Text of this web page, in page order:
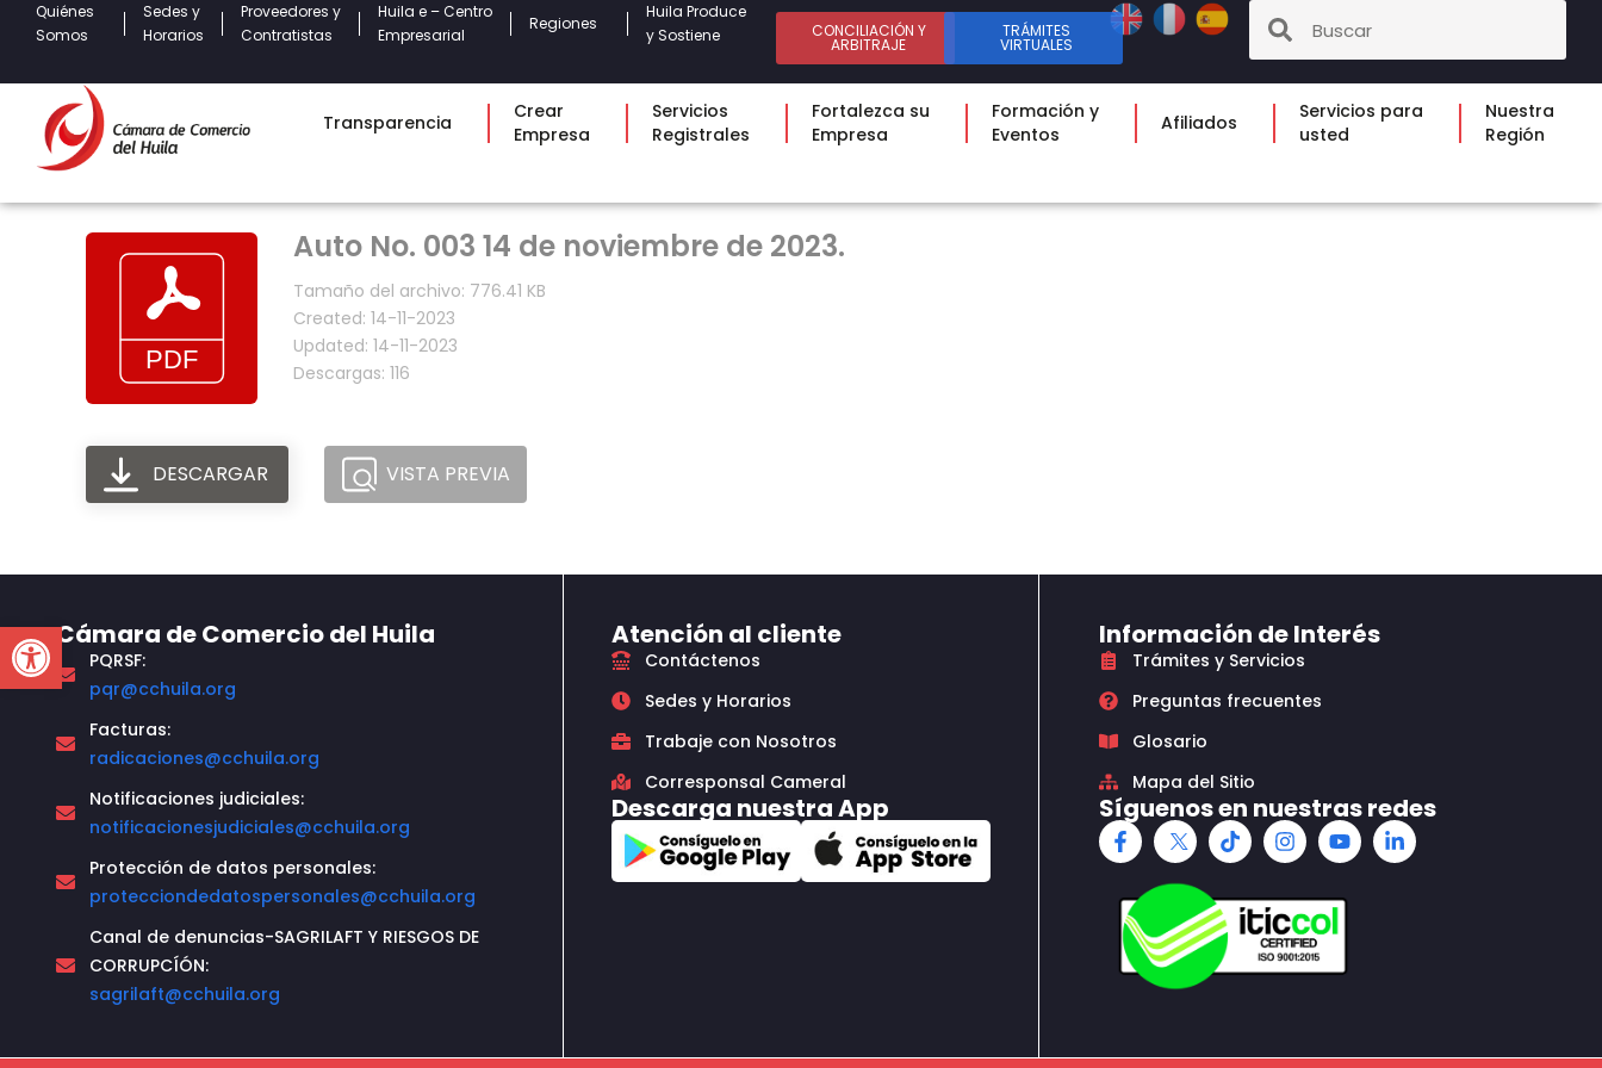
Open toolbar
Quiénes
Somos
Sedes y
Horarios
Proveedores y
Contratistas
Huila e – Centro
Empresarial
Regiones
Huila Produce
y Sostiene
CONCILIACIÓN Y
ARBITRAJE
TRÁMITES
VIRTUALES
Transparencia
Crear
Empresa
Servicios
Registrales
Fortalezca su
Empresa
Formación y
Eventos
Afiliados
Servicios para
usted
Nuestra
Región
Auto No. 003 14 de noviembre de 2023.
Tamaño del archivo: 776.41 KB
Created: 14-11-2023
Updated: 14-11-2023
Descargas: 116
DESCARGAR VISTA PREVIA
Cámara de Comercio del Huila
PQRSF:
pqr@cchuila.org
Facturas:
radicaciones@cchuila.org
Notificaciones judiciales:
notificacionesjudiciales@cchuila.org
Protección de datos personales:
protecciondedatospersonales@cchuila.org
Canal de denuncias-SAGRILAFT Y RIESGOS DE
CORRUPCÍÓN:
sagrilaft@cchuila.org
Atención al cliente
Contáctenos
Sedes y Horarios
Trabaje con Nosotros
Corresponsal Cameral
Descarga nuestra App
Información de Interés
Trámites y Servicios
Preguntas frecuentes
Glosario
Mapa del Sitio
Síguenos en nuestras redes